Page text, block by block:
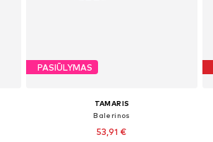
PASIŪLYMAS
TAMARIS
Balerinos
53,91 €